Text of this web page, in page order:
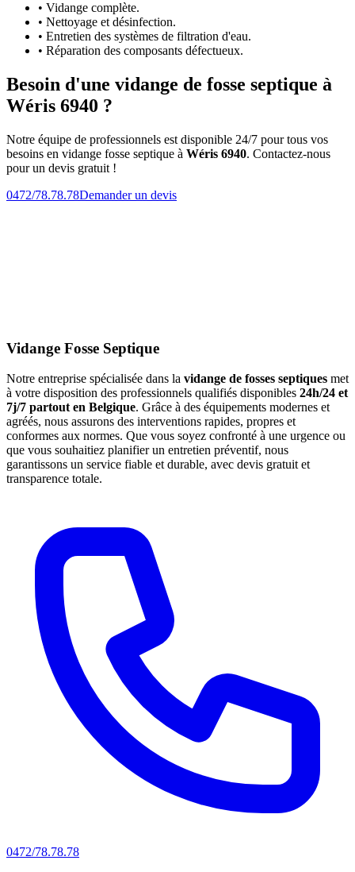
• Vidange complète.
• Nettoyage et désinfection.
• Entretien des systèmes de filtration d'eau.
• Réparation des composants défectueux.
Besoin d'une vidange de fosse septique à
Wéris 6940 ?
Notre équipe de professionnels est disponible 24/7 pour tous vos
besoins en vidange fosse septique à Wéris 6940. Contactez-nous
pour un devis gratuit !
0472/78.78.78Demander un devis
Vidange Fosse Septique
Notre entreprise spécialisée dans la vidange de fosses septiques met
à votre disposition des professionnels qualifiés disponibles 24h/24 et
7j/7 partout en Belgique. Grâce à des équipements modernes et
agréés, nous assurons des interventions rapides, propres et
conformes aux normes. Que vous soyez confronté à une urgence ou
que vous souhaitiez planifier un entretien préventif, nous
garantissons un service fiable et durable, avec devis gratuit et
transparence totale.
0472/78.78.78